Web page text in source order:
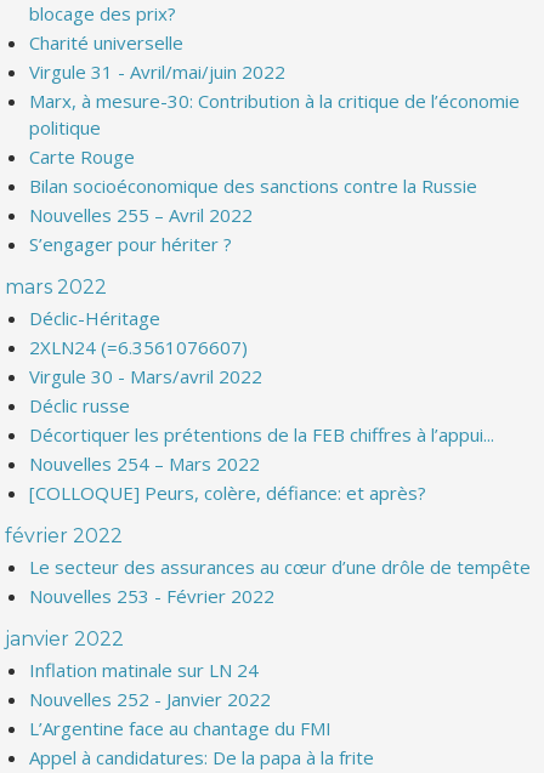
blocage des prix?
Charité universelle
Virgule 31 - Avril/mai/juin 2022
Marx, à mesure-30: Contribution à la critique de l’économie
politique
Carte Rouge
Bilan socioéconomique des sanctions contre la Russie
Nouvelles 255 – Avril 2022
S’engager pour hériter ?
mars 2022
Déclic-Héritage
2XLN24 (=6.3561076607)
Virgule 30 - Mars/avril 2022
Déclic russe
Décortiquer les prétentions de la FEB chiffres à l’appui...
Nouvelles 254 – Mars 2022
[COLLOQUE] Peurs, colère, défiance: et après?
février 2022
Le secteur des assurances au cœur d’une drôle de tempête
Nouvelles 253 - Février 2022
janvier 2022
Inflation matinale sur LN 24
Nouvelles 252 - Janvier 2022
L’Argentine face au chantage du FMI
Appel à candidatures: De la papa à la frite